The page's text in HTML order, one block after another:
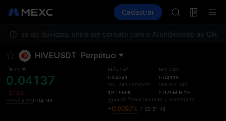
TradFi Information
Cadastrar
CASHCAT
UNITREE
CASHCAT
HFT
UNITREE
caso de dúvidas, entre em contato com o Atendimento ao
HIVEUSDT Perpétuo
Último
0.04137
-0.12%
Preço justo0.04138
Máx 24h
0.04341
Vol. 24h completo
121.986K
Mín 24h
0.04118
Volume 24h
2.920M HIVE
Taxa de financiamento /
+0.0050% / 03:51:46